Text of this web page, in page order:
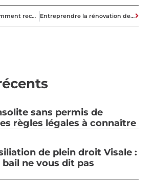
crottes de rats : comment reconnaître les crottes de rats ? Entreprendre la rénovation de sa salle de bain en 3 étapes
sans permis de
règles légales à connaître
de plein droit Visale :
ne vous dit pas